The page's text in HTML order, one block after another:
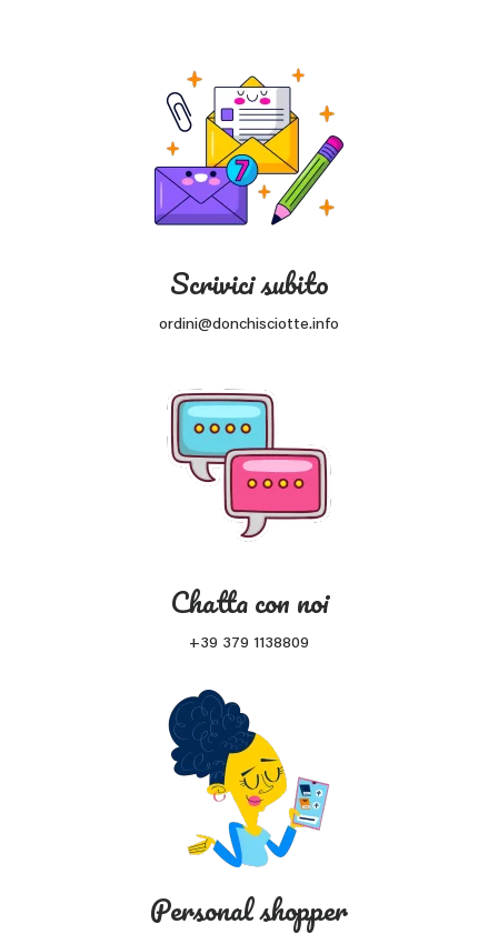
Scrivici subito
ordini@donchisciotte.info
Chatta con noi
+39 379 1138809
Personal shopper